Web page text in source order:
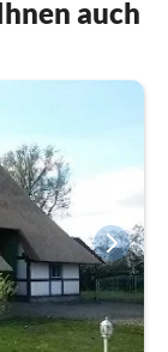
auch